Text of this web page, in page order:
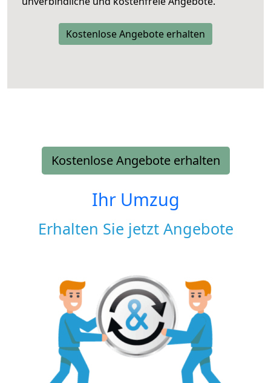
Kostenlose Angebote erhalten
Kostenlose Angebote erhalten
Ihr Umzug
Erhalten Sie jetzt Angebote